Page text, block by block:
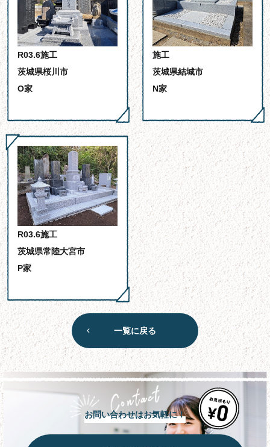
R03.6施工
茨城県桜川市
O家
施工
茨城県結城市
N家
R03.6施工
茨城県常陸大宮市
P家
一覧に戻る
お問い合わせはお気軽に！